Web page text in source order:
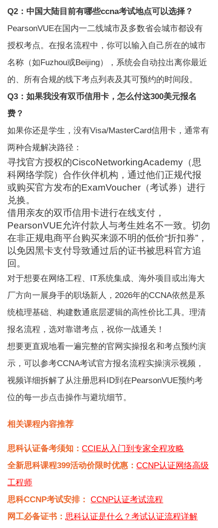
Q2：中国大陆目前有哪些ccna考试地点可以选择？
PearsonVUE在国内一二线城市及多数省会城市都设有
授权考点。在报名流程中，你可以输入自己所在的城市
名称（如Fuzhou或Beijing），系统会自动拉出离你最近
的、所有合规的线下考点列表及其可预约的时间段。
Q3：如果我没有双币信用卡，怎么付这300美元报名
费？
如果你还是学生，没有Visa/MasterCard信用卡，通常有
两种合规解决路径：
寻找官方授权的CiscoNetworkingAcademy（思
科网络学院）合作伙伴机构，通过他们正规代报
或购买官方发布的ExamVoucher（考试券）进行
兑换。
借用亲友的双币信用卡进行在线支付，
PearsonVUE允许付款人与考生姓名不一致。切勿
在非正规电商平台购买来源不明的低价“折扣券”，
以免因黑卡支付导致通过后的证书被思科官方追
回。
对于想要在网络工程、IT系统集成、海外项目或出海大
厂方向一展身手的职场新人，2026年的CCNA依然是系
统梳理基础、构建数通底层逻辑的高性价比工具。理清
报名流程，选对靠谱考点，祝你一战通关！
想要更直观地看一遍完整的官网实操报名和考点预约演
示，可以参考CCNA考试官方报名流程实操演示视频，
视频详细拆解了从注册思科ID到在PearsonVUE预约考
位的每一步点击操作与避坑细节。
相关课程内容推荐
思科认证备考须知：CCIE从入门到专家全程攻略
全新思科课程399活动价限时优惠：CCNP认证网络高级
工程师
思科CCNP考试安排：
CCNP认证考试流程
网工必备证书： 思科认证是什么？考试认证流程详解